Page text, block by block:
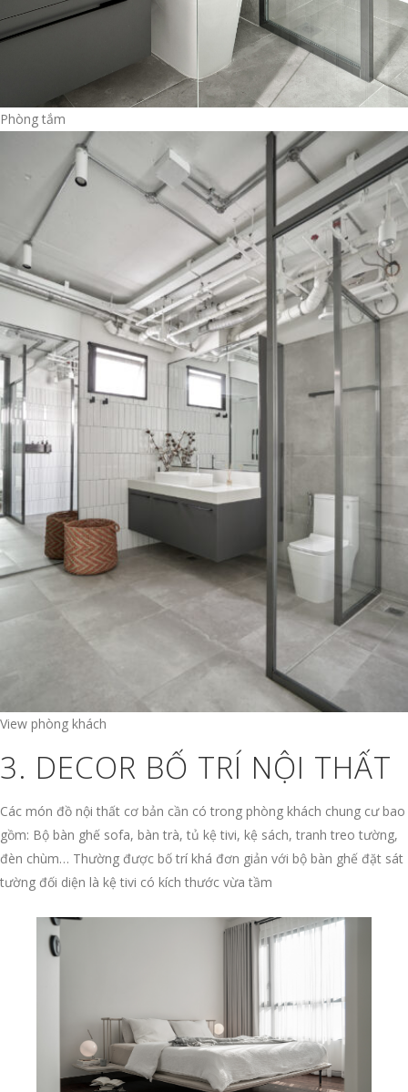
Phòng tắm
View phòng khách
3. DECOR BỐ TRÍ NỘI THẤT
Các món đồ nội thất cơ bản cần có trong phòng khách chung cư bao
gồm: Bộ bàn ghế sofa, bàn trà, tủ kệ tivi, kệ sách, tranh treo tường,
đèn chùm… Thường được bố trí khá đơn giản với bộ bàn ghế đặt sát
tường đối diện là kệ tivi có kích thước vừa tầm